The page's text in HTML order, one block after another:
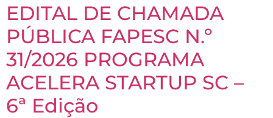
EDITAL DE CHAMADA
PÚBLICA FAPESC N.º
31/2026 PROGRAMA
ACELERA STARTUP SC –
6ª Edição